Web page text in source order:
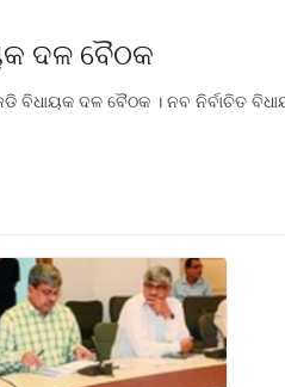
ଦଳ ବୈଠକ
ଦଳ ବୈଠକ । ନବ ନିର୍ବାଚିତ